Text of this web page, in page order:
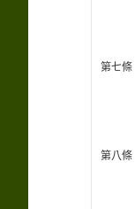
第七條
第八條